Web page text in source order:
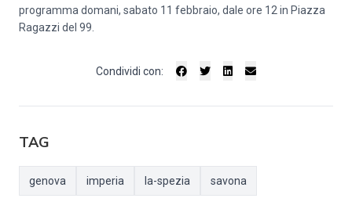
programma domani, sabato 11 febbraio, dale ore 12 in Piazza
Ragazzi del 99.
Condividi con:
TAG
genova imperia la-spezia savona